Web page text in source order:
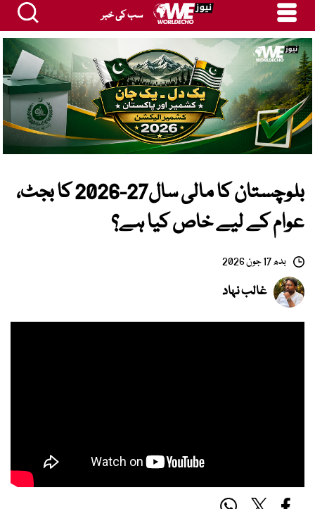
سب کی خبر
بلوچستان کا مالی سال27-2026 کا بجٹ،
عوام کے لیے خاص کیا ہے؟
بدھ 17 جون 2026
غالب نہاد